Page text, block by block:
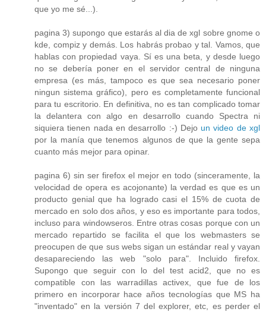
que yo me sé...).
pagina 3) supongo que estarás al dia de xgl sobre gnome o
kde, compiz y demás. Los habrás probao y tal. Vamos, que
hablas con propiedad vaya. Sí es una beta, y desde luego
no se debería poner en el servidor central de ninguna
empresa (es más, tampoco es que sea necesario poner
ningun sistema gráfico), pero es completamente funcional
para tu escritorio. En definitiva, no es tan complicado tomar
la delantera con algo en desarrollo cuando Spectra ni
siquiera tienen nada en desarrollo :-) Dejo un video de xgl
por la manía que tenemos algunos de que la gente sepa
cuanto más mejor para opinar.
pagina 6) sin ser firefox el mejor en todo (sinceramente, la
velocidad de opera es acojonante) la verdad es que es un
producto genial que ha logrado casi el 15% de cuota de
mercado en solo dos años, y eso es importante para todos,
incluso para windowseros. Entre otras cosas porque con un
mercado repartido se facilita el que los webmasters se
preocupen de que sus webs sigan un estándar real y vayan
desapareciendo las web "solo para". Incluido firefox.
Supongo que seguir con lo del test acid2, que no es
compatible con las warradillas activex, que fue de los
primero en incorporar hace años tecnologías que MS ha
"inventado" en la versión 7 del explorer, etc, es perder el